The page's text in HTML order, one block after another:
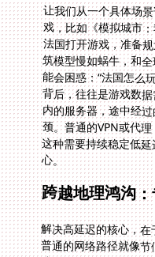
让我们从一个具体场
戏，比如《模拟城市
法国打开游戏，准备
筑模型慢如蜗牛，和
能会困惑：“法国怎么
背后，往往是游戏数
内的服务器，途中经
颈。普通的VPN或代
这种需要持续稳定低
心。
跨越地理鸿沟
解决高延迟的核心，
普通的网络路径就像
戏加速专线，则是为
游戏服务器的“私家路
资源，你的每一个游
达。比如，你想知道“
答案绝对是肯定的，
的加速器。它能将你
版》的延迟，从无法
80ms左右，让你在海